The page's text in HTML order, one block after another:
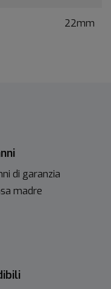
22mm
di garanzia
madre